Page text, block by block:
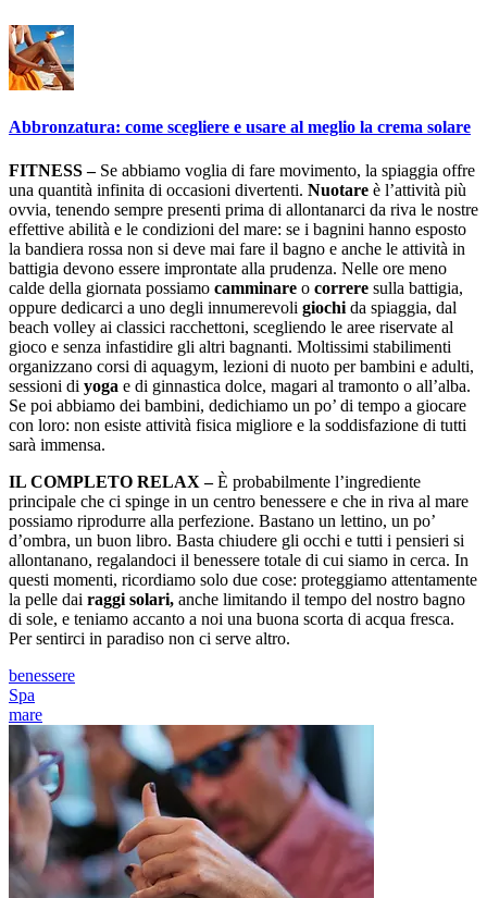
Abbronzatura: come scegliere e usare al meglio la crema solare
FITNESS –Se abbiamo voglia di fare movimento, la spiaggia offre
una quantità infinita di occasioni divertenti. Nuotare è l’attività più
ovvia, tenendo sempre presenti prima di allontanarci da riva le nostre
effettive abilità e le condizioni del mare: se i bagnini hanno esposto
la bandiera rossa non si deve mai fare il bagno e anche le attività in
battigia devono essere improntate alla prudenza. Nelle ore meno
calde della giornata possiamo camminare o correre sulla battigia,
oppure dedicarci a uno degli innumerevoli giochi da spiaggia, dal
beach volley ai classici racchettoni, scegliendo le aree riservate al
gioco e senza infastidire gli altri bagnanti. Moltissimi stabilimenti
organizzano corsi di aquagym, lezioni di nuoto per bambini e adulti,
sessioni di yoga e di ginnastica dolce, magari al tramonto o all’alba.
Se poi abbiamo dei bambini, dedichiamo un po’ di tempo a giocare
con loro: non esiste attività fisica migliore e la soddisfazione di tutti
sarà immensa.
IL COMPLETO RELAX –È probabilmente l’ingrediente
principale che ci spinge in un centro benessere e che in riva al mare
possiamo riprodurre alla perfezione. Bastano un lettino, un po’
d’ombra, un buon libro. Basta chiudere gli occhi e tutti i pensieri si
allontanano, regalandoci il benessere totale di cui siamo in cerca. In
questi momenti, ricordiamo solo due cose: proteggiamo attentamente
la pelle dai raggi solari, anche limitando il tempo del nostro bagno
di sole, e teniamo accanto a noi una buona scorta di acqua fresca.
Per sentirci in paradiso non ci serve altro.
benessere
Spa
mare